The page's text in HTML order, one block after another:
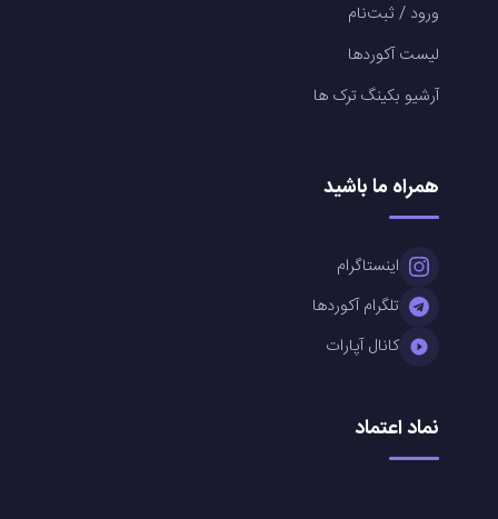
ورود / ثبت‌نام
لیست آکوردها
آرشیو بکینگ ترک ها
همراه ما باشید
اینستاگرام
تلگرام آکوردها
کانال آپارات
نماد اعتماد